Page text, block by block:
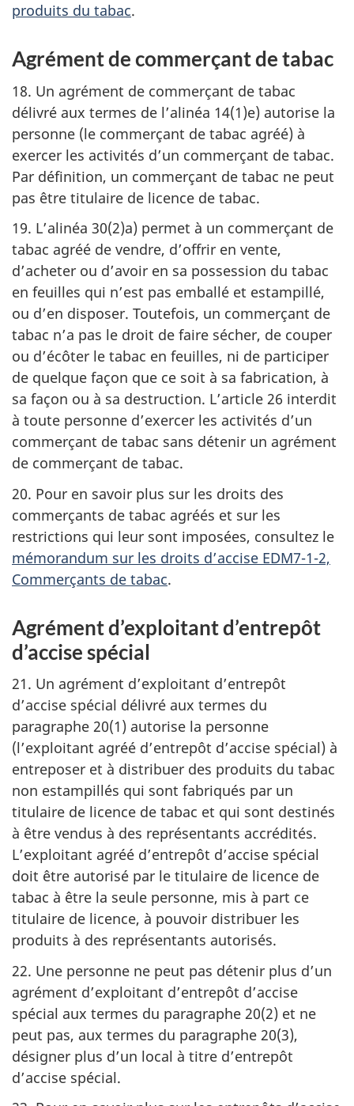
produits du tabac.
Agrément de commerçant de tabac
18. Un agrément de commerçant de tabac
délivré aux termes de l’alinéa 14(1)e) autorise la
personne (le commerçant de tabac agréé) à
exercer les activités d’un commerçant de tabac.
Par définition, un commerçant de tabac ne peut
pas être titulaire de licence de tabac.
19. L’alinéa 30(2)a) permet à un commerçant de
tabac agréé de vendre, d’offrir en vente,
d’acheter ou d’avoir en sa possession du tabac
en feuilles qui n’est pas emballé et estampillé,
ou d’en disposer. Toutefois, un commerçant de
tabac n’a pas le droit de faire sécher, de couper
ou d’écôter le tabac en feuilles, ni de participer
de quelque façon que ce soit à sa fabrication, à
sa façon ou à sa destruction. L’article 26 interdit
à toute personne d’exercer les activités d’un
commerçant de tabac sans détenir un agrément
de commerçant de tabac.
20. Pour en savoir plus sur les droits des
commerçants de tabac agréés et sur les
restrictions qui leur sont imposées, consultez le
mémorandum sur les droits d’accise EDM7-1-2,
Commerçants de tabac.
Agrément d’exploitant d’entrepôt
d’accise spécial
21. Un agrément d’exploitant d’entrepôt
d’accise spécial délivré aux termes du
paragraphe 20(1) autorise la personne
(l’exploitant agréé d’entrepôt d’accise spécial) à
entreposer et à distribuer des produits du tabac
non estampillés qui sont fabriqués par un
titulaire de licence de tabac et qui sont destinés
à être vendus à des représentants accrédités.
L’exploitant agréé d’entrepôt d’accise spécial
doit être autorisé par le titulaire de licence de
tabac à être la seule personne, mis à part ce
titulaire de licence, à pouvoir distribuer les
produits à des représentants autorisés.
22. Une personne ne peut pas détenir plus d’un
agrément d’exploitant d’entrepôt d’accise
spécial aux termes du paragraphe 20(2) et ne
peut pas, aux termes du paragraphe 20(3),
désigner plus d’un local à titre d’entrepôt
d’accise spécial.